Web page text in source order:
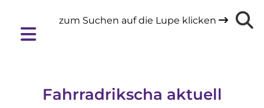
zum Suchen auf die Lupe klicken
Fahrradrikscha aktuell